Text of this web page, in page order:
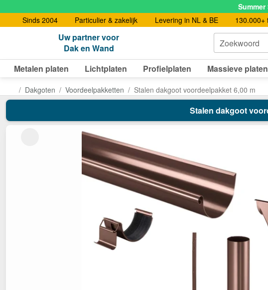
Sinds 2004
Particulier & zakelijk Levering in NL & BE 130.000+
Uw partner voor
Dak en Wand
Zoekwoord
Metalen platen Lichtplaten Profielplaten Massieve platen
Dakgoten Voordeelpakketten Stalen dakgoot voordeelpakket 6,00 m
Stalen dakgoot